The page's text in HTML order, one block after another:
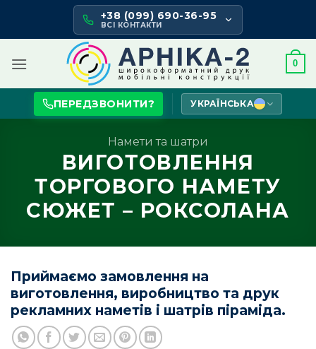
content
+38 (099) 690-36-95
ВСІ КОНТАКТИ
0
ПЕРЕДЗВОНИТИ? УКРАЇНСЬКА
Намети та шатри
ВИГОТОВЛЕННЯ
ТОРГОВОГО НАМЕТУ
СЮЖЕТ – РОКСОЛАНА
Приймаємо замовлення на
виготовлення, виробництво та друк
рекламних наметів і шатрів піраміда.